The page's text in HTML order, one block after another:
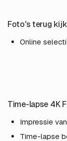
Foto's terug
Online
Time-lapse 4K
Impressie
Time-lapse